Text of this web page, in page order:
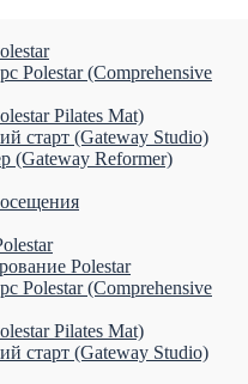
Polestar (Comprehensive
Pilates Mat)
старт (Gateway Studio)
(Gateway Reformer)
Polestar
Polestar (Comprehensive
Pilates Mat)
старт (Gateway Studio)